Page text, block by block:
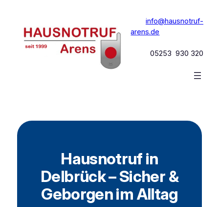
springen
info@hausnotruf-
arens.de
05253 930 320
Hausnotruf in
Delbrück – Sicher &
Geborgen im Alltag